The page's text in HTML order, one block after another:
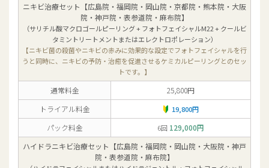
ニキビ治療セット【広島院・福岡院・岡山院・京都院・熊本院・大阪
院・神戸院・表参道院・麻布院】
（サリチル酸マクロゴールピーリング + フォトフェイシャルM22 + クールビ
タミントリートメントまたはエレクトロポレーション）
【ニキビ菌の殺菌やニキビの赤みに効果的な設定でフォトフェイシャルを行
うと同時に、ニキビの予防・治癒を促進させるケミカルピーリングとのセッ
トです。】
通常料金
25,800円
トライアル料金
19,800円
パック料金 6回 129,000円
ハイドラニキビ治療セット【広島院・福岡院・岡山院・大阪院・神戸
院・表参道院・麻布院】